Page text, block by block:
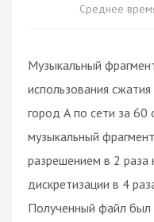
Среднее
Музыкальный
использования
город А по сети за 60
музыкальный
разрешением в 2 раза
дискретизации в 4
Полученный файл был